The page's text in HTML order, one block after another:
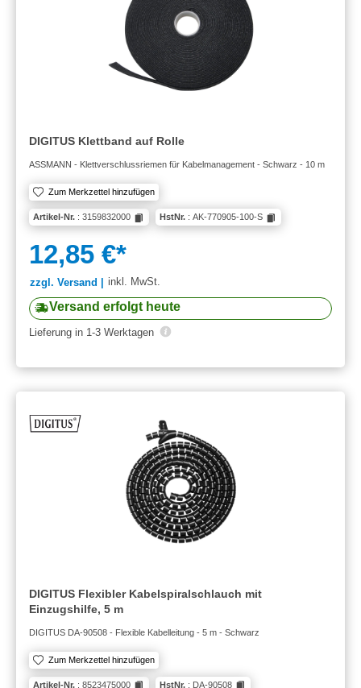
DIGITUS Klettband auf Rolle
ASSMANN - Klettverschlussriemen für Kabelmanagement - Schwarz - 10 m
Zum Merkzettel hinzufügen
Artikel-Nr. : 3159832000 HstNr. : AK-770905-100-S
12,85 €*
zzgl. Versand | inkl. MwSt.
Versand erfolgt heute
Lieferung in 1-3 Werktagen
DIGITUS Flexibler Kabelspiralschlauch mit
Einzugshilfe, 5 m
DIGITUS DA-90508 - Flexible Kabelleitung - 5 m - Schwarz
Zum Merkzettel hinzufügen
Artikel-Nr. : 8523475000 HstNr. : DA-90508